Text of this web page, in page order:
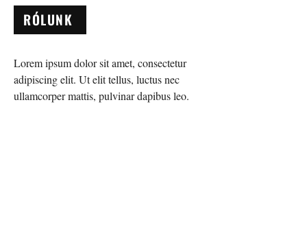
RÓLUNK
Lorem ipsum dolor sit amet, consectetur
adipiscing elit. Ut elit tellus, luctus nec
ullamcorper mattis, pulvinar dapibus leo.